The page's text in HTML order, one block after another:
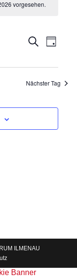
vorgesehen.
und
Suche
Tag
Nächster Tag
ILMENAU
Banner